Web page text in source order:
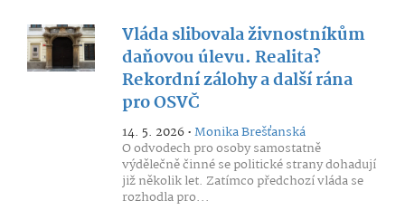
Vláda slibovala živnostníkům
daňovou úlevu. Realita?
Rekordní zálohy a další rána
pro OSVČ
14. 5. 2026 •Monika Brešťanská
O odvodech pro osoby samostatně
výdělečně činné se politické strany dohadují
již několik let. Zatímco předchozí vláda se
rozhodla pro...